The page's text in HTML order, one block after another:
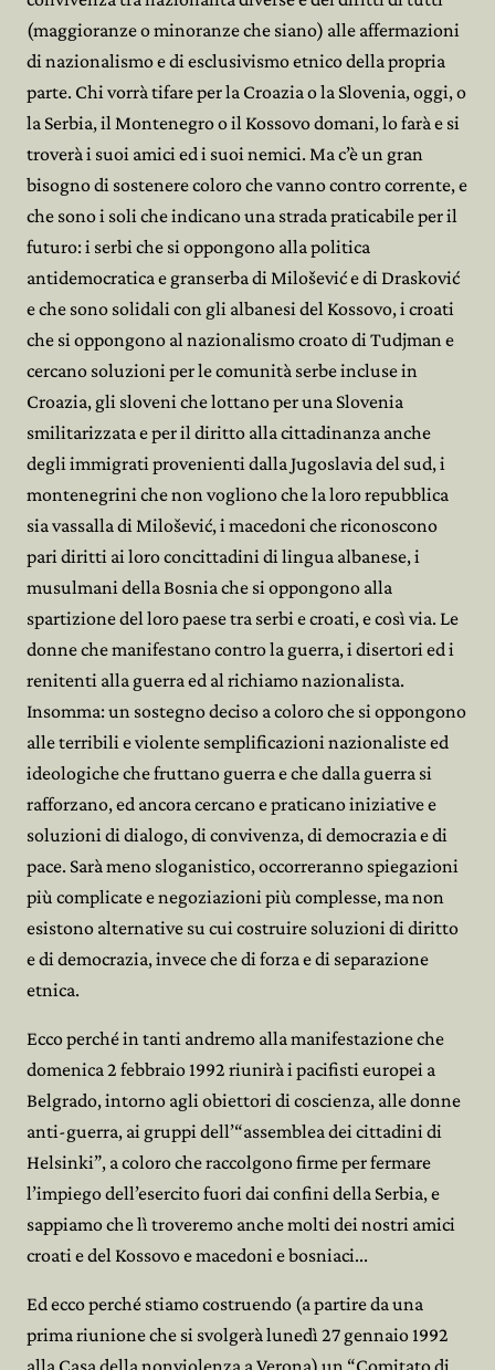
(maggioranze o minoranze che siano) alle affermazioni
di nazionalismo e di esclusivismo etnico della propria
parte. Chi vorrà tifare per la Croazia o la Slovenia, oggi, o
la Serbia, il Montenegro o il Kossovo domani, lo farà e si
troverà i suoi amici ed i suoi nemici. Ma c’è un gran
bisogno di sostenere coloro che vanno contro corrente, e
che sono i soli che indicano una strada praticabile per il
futuro: i serbi che si oppongono alla politica
antidemocratica e granserba di Milošević e di Drasković
e che sono solidali con gli albanesi del Kossovo, i croati
che si oppongono al nazionalismo croato di Tudjman e
cercano soluzioni per le comunità serbe incluse in
Croazia, gli sloveni che lottano per una Slovenia
smilitarizzata e per il diritto alla cittadinanza anche
degli immigrati provenienti dalla Jugoslavia del sud, i
montenegrini che non vogliono che la loro repubblica
sia vassalla di Milošević, i macedoni che riconoscono
pari diritti ai loro concittadini di lingua albanese, i
musulmani della Bosnia che si oppongono alla
spartizione del loro paese tra serbi e croati, e così via. Le
donne che manifestano contro la guerra, i disertori ed i
renitenti alla guerra ed al richiamo nazionalista.
Insomma: un sostegno deciso a coloro che si oppongono
alle terribili e violente semplificazioni nazionaliste ed
ideologiche che fruttano guerra e che dalla guerra si
rafforzano, ed ancora cercano e praticano iniziative e
soluzioni di dialogo, di convivenza, di democrazia e di
pace. Sarà meno sloganistico, occorreranno spiegazioni
più complicate e negoziazioni più complesse, ma non
esistono alternative su cui costruire soluzioni di diritto
e di democrazia, invece che di forza e di separazione
etnica.
Ecco perché in tanti andremo alla manifestazione che
domenica 2 febbraio 1992 riunirà i pacifisti europei a
Belgrado, intorno agli obiettori di coscienza, alle donne
anti-guerra, ai gruppi dell’“assemblea dei cittadini di
Helsinki”, a coloro che raccolgono firme per fermare
l’impiego dell’esercito fuori dai confini della Serbia, e
sappiamo che lì troveremo anche molti dei nostri amici
croati e del Kossovo e macedoni e bosniaci...
Ed ecco perché stiamo costruendo (a partire da una
prima riunione che si svolgerà lunedì 27 gennaio 1992
alla Casa della nonviolenza a Verona) un “Comitato di